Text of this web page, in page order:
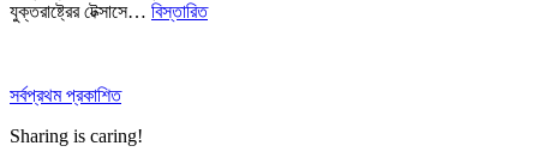
যুক্তরাষ্ট্রের টেক্সাসে… বিস্তারিত
সর্বপ্রথম প্রকাশিত
Sharing is caring!